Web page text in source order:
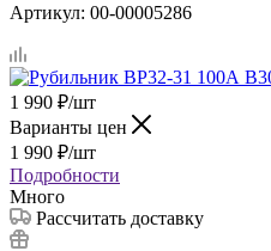
Артикул: 00-00005286
1 990 ₽/шт
Варианты цен
1 990 ₽/шт
Подробности
Много
Рассчитать доставку